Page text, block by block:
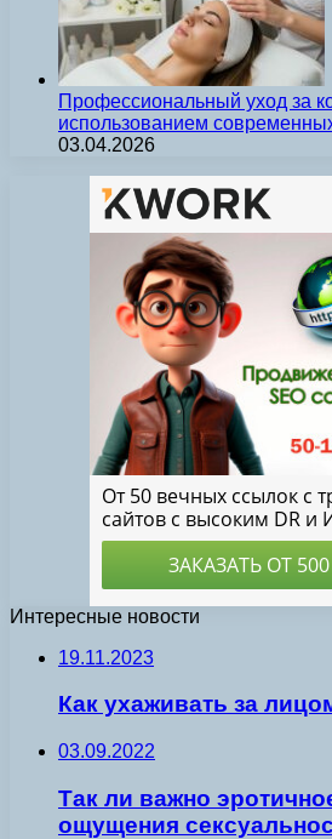
Профессиональный уход за
использованием
03.04.2026
Интересные новости
19.11.2023
Как ухаживать за
03.09.2022
Так ли важно
ощущения